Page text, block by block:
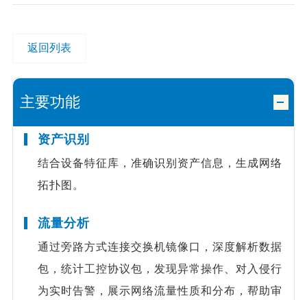
返回列表
主要功能
资产识别
结合设备特征库，准确识别资产信息，生成网络
拓扑图。
流量分析
通过旁路方式连接交换机镜像口，深度解析数据
包，统计工控协议包，发现异常操作、对入侵行
为实时告警，展示网络流量性质和分布，帮助审